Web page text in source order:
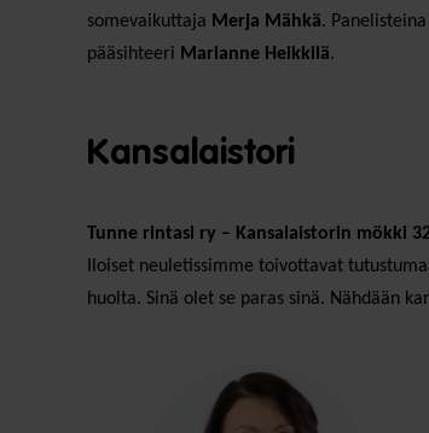
somevaikuttaja Merja Mähkä.
pääsihteeri Marianne Heikkilä.
Kansalaistori
Tunne rintasi ry – Kansalaistorin mökki
Iloiset neuletissimme toivottavat
huolta. Sinä olet se paras sinä. Nähdään